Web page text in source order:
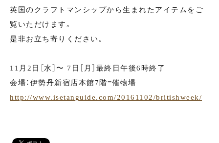
英国のクラフトマンシップから生まれたアイテムをご
覧いただけます。
是非お立ち寄りください。
11月2日［水］〜 7日［月］最終日午後6時終了
会場：伊勢丹新宿店本館7階=催物場
http://www.isetanguide.com/20161102/britishweek/